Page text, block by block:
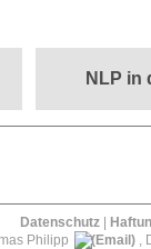
NLP in
Datenschutz
Philipp
,